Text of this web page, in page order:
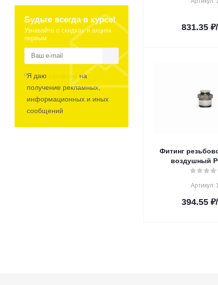
831.35 ₽
Фитинг
воздушный
Артикул:
394.55 ₽
Будьте всегда в курсе!
Узнавайте о скидках и акциях
первым
Я даю
на
получение рекламных,
информационных и иных
сообщений